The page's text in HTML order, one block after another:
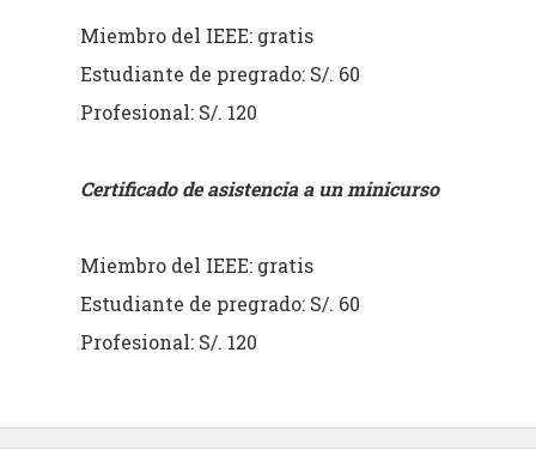
Miembro del IEEE: gratis
Estudiante de pregrado: S/. 60
Profesional: S/. 120
Certificado de asistencia a un minicurso
Miembro del IEEE: gratis
Estudiante de pregrado: S/. 60
Profesional: S/. 120